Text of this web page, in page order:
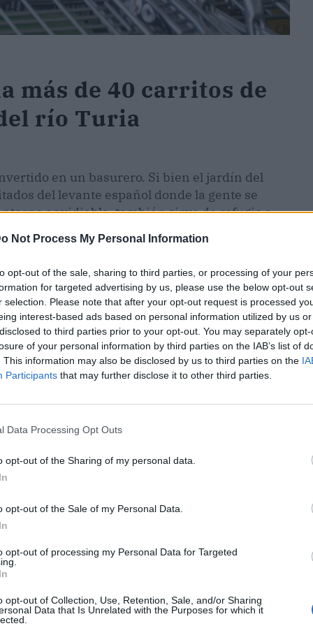
Not Process My Personal Information
opt-out of the sale, sharing to third parties, or processing of your
for targeted advertising by us, please use the below opt-out
selection. Please note that after your opt-out request is processed
interest-based ads based on personal information utilized by us
to third parties prior to your opt-out. You may separately
of your personal information by third parties on the IAB’s list of
This information may also be disclosed by us to third parties on the
Participants that may further disclose it to other third parties.
Data Processing Opt Outs
opt-out of the Sharing of my personal data.
opt-out of the Sale of my Personal Data.
opt-out of processing my Personal Data for Targeted
opt-out of Collection, Use, Retention, Sale, and/or Sharing
Data that Is Unrelated with the Purposes for which it
más de 40 carritos de
río Turia
en un basurero. Si bien el jardín del
del levante español donde la gente se
envidiable, también sirve de refugio a
recursos que utilizan los carros de metal de
para albergar sus pertenencias o buscar
de carros debajo de puentes, tirados entre
del interior de las fuentes del recinto.
del almacén municipal, junto al puente
a lo largo del tiempo del cauce del